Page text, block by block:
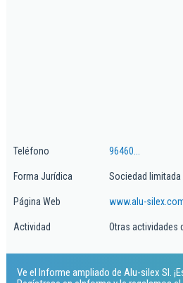
Teléfono 96460...
Forma Jurídica Sociedad limitada
Página Web www.alu-
Actividad Otras actividades
Ve el Informe ampliado de Alu-silex Sl.